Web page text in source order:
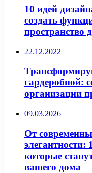
10 идей
создать
пространство
22.12.2022
гардеробной:
организации
09.03.2026
От
элегантности:
которые
вашего дома